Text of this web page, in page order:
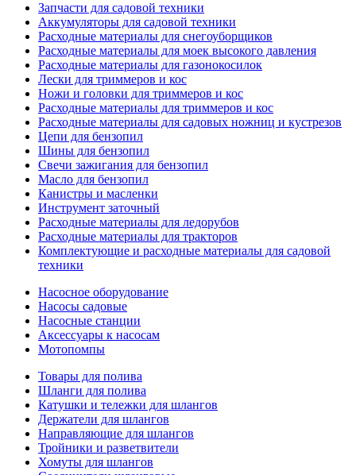
Запчасти для садовой техники
Аккумуляторы для садовой техники
Расходные материалы для снегоуборщиков
Расходные материалы для моек высокого давления
Расходные материалы для газонокосилок
Лески для триммеров и кос
Ножи и головки для триммеров и кос
Расходные материалы для триммеров и кос
Расходные материалы для садовых ножниц и кустрезов
Цепи для бензопил
Шины для бензопил
Свечи зажигания для бензопил
Масло для бензопил
Канистры и масленки
Инструмент заточный
Расходные материалы для ледорубов
Расходные материалы для тракторов
Комплектующие и расходные материалы для садовой
техники
Насосное оборудование
Насосы садовые
Насосные станции
Аксессуары к насосам
Мотопомпы
Товары для полива
Шланги для полива
Катушки и тележки для шлангов
Держатели для шлангов
Направляющие для шлангов
Тройники и разветвители
Хомуты для шлангов